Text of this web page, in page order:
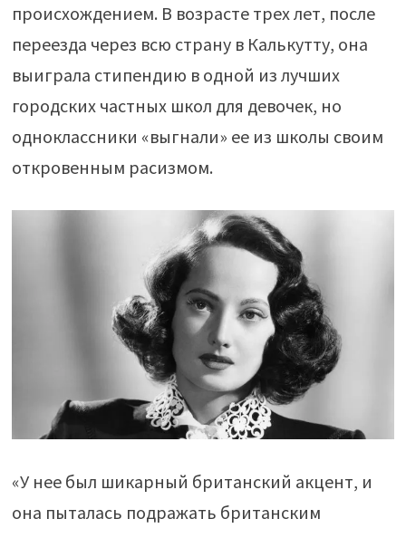
происхождением. В возрасте трех лет, после
переезда через всю страну в Калькутту, она
выиграла стипендию в одной из лучших
городских частных школ для девочек, но
одноклассники «выгнали» ее из школы своим
откровенным расизмом.
«У нее был шикарный британский акцент, и
она пыталась подражать британским